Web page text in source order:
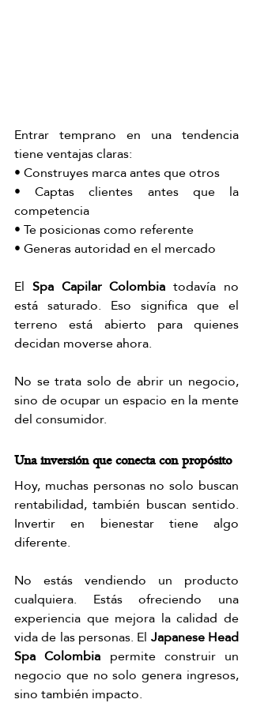
Entrar temprano en una tendencia
tiene ventajas claras:
• Construyes marca antes que otros
• Captas clientes antes que la
competencia
• Te posicionas como referente
• Generas autoridad en el mercado
El Spa Capilar Colombia todavía no
está saturado. Eso significa que el
terreno está abierto para quienes
decidan moverse ahora.
No se trata solo de abrir un negocio,
sino de ocupar un espacio en la mente
del consumidor.
Una inversión que conecta con propósito
Hoy, muchas personas no solo buscan
rentabilidad, también buscan sentido.
Invertir en bienestar tiene algo
diferente.
No estás vendiendo un producto
cualquiera. Estás ofreciendo una
experiencia que mejora la calidad de
vida de las personas. El Japanese Head
Spa Colombia permite construir un
negocio que no solo genera ingresos,
sino también impacto.